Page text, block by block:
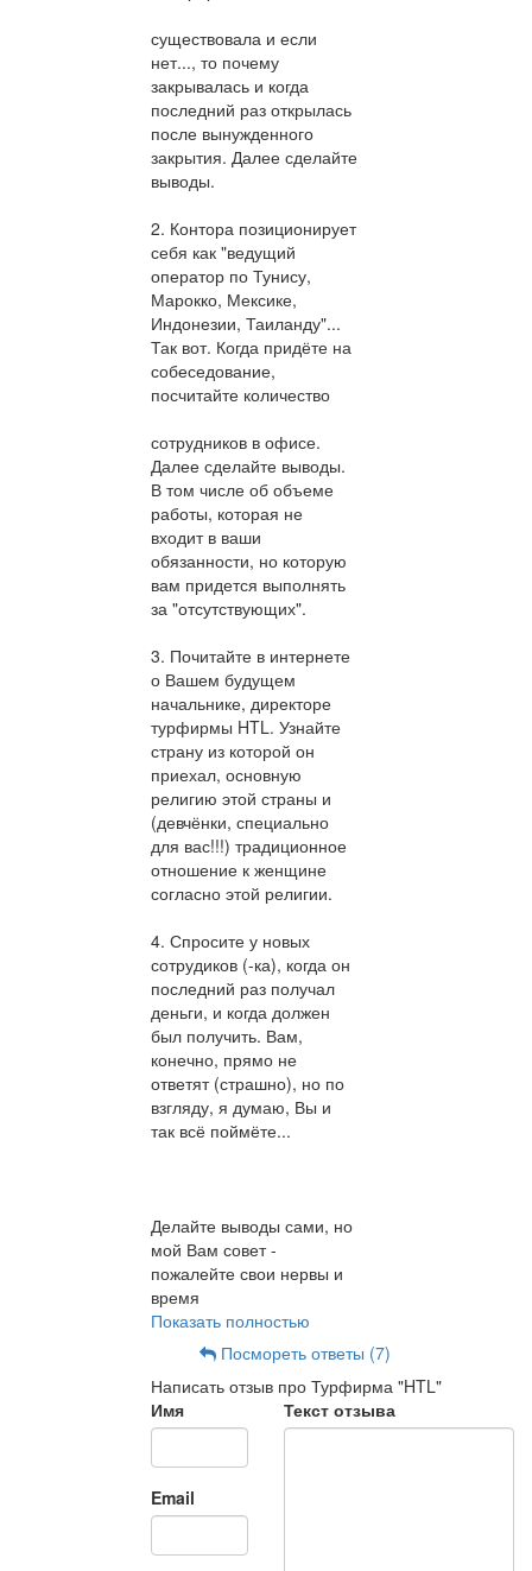
существовала и если
нет..., то почему
закрывалась и когда
последний раз открылась
после вынужденного
закрытия. Далее сделайте
выводы.
2. Контора позиционирует
себя как "ведущий
оператор по Тунису,
Марокко, Мексике,
Индонезии, Таиланду"...
Так вот. Когда придёте на
собеседование,
посчитайте количество
сотрудников в офисе.
Далее сделайте выводы.
В том числе об объеме
работы, которая не
входит в ваши
обязанности, но которую
вам придется выполнять
за "отсутствующих".
3. Почитайте в интернете
о Вашем будущем
начальнике, директоре
турфирмы HTL. Узнайте
страну из которой он
приехал, основную
религию этой страны и
(девчёнки, специально
для вас!!!) традиционное
отношение к женщине
согласно этой религии.
4. Спросите у новых
сотрудиков (-ка), когда он
последний раз получал
деньги, и когда должен
был получить. Вам,
конечно, прямо не
ответят (страшно), но по
взгляду, я думаю, Вы и
так всё поймёте...
Делайте выводы сами, но
мой Вам совет -
пожалейте свои нервы и
время
Показать полностью
Посмореть ответы (7)
Написать отзыв про Турфирма "HTL"
Имя
Email
Текст отзыва